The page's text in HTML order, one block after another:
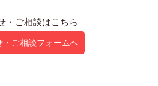
・ご相談はこちら
・ご相談フォームへ